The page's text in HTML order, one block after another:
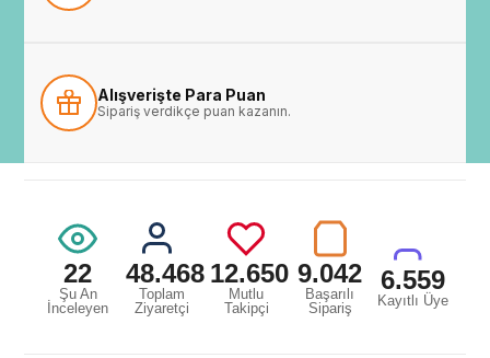
Alışverişte Para Puan
Sipariş verdikçe puan kazanın.
22
Şu An
İnceleyen
48.468
Toplam
Ziyaretçi
12.650
Mutlu
Takipçi
9.042
Başarılı
Sipariş
6.559
Kayıtlı Üye